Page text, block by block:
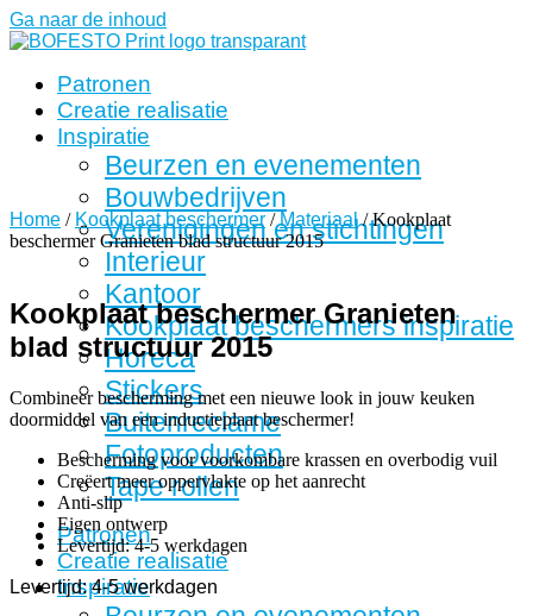
Ga naar de inhoud
Patronen
Creatie realisatie
Inspiratie
Beurzen en evenementen
Bouwbedrijven
Verenigingen en stichtingen
Interieur
Kantoor
Kookplaat beschermers inspiratie
Horeca
Stickers
Buitenreclame
Fotoproducten
Tape rollen
Patronen
Creatie realisatie
Inspiratie
Home / Kookplaat beschermer /Materiaal/ Kookplaat
beschermer Granieten blad structuur 2015
Kookplaat beschermer Granieten
blad structuur 2015
Combineer bescherming met een nieuwe look in jouw keuken
doormiddel van een inductieplaat beschermer!
Bescherming voor voorkombare krassen en overbodig vuil
Creëert meer oppervlakte op het aanrecht
Anti-slip
Eigen ontwerp
Levertijd: 4-5 werkdagen
Levertijd: 4-5 werkdagen